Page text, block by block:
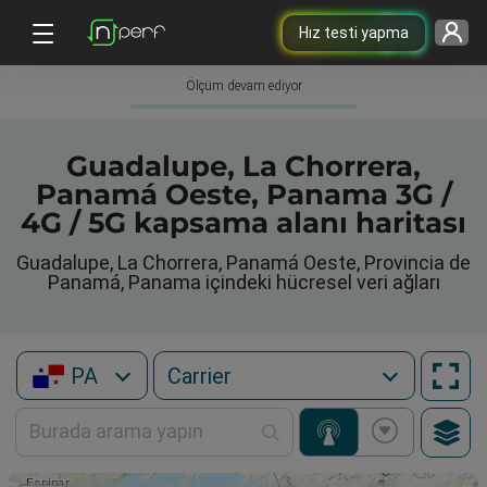
Hız testi yapma
Ölçüm devam ediyor
Guadalupe, La Chorrera,
Panamá Oeste, Panama 3G /
4G / 5G kapsama alanı haritası
Guadalupe, La Chorrera, Panamá Oeste, Provincia de
Panamá, Panama içindeki hücresel veri ağları
PA